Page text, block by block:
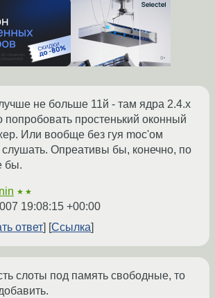
не больше 11й - там ядра 2.4.х
попробовать простенький оконный
Или вообще без гуя moc'ом
слушать. Опреативы бы, конечно, по
бы.
★★
19:08:15 +00:00
ответ
Ссылка
слоты под память свободные, то